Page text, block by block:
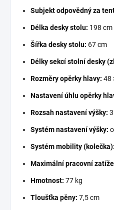
Subjekt odpovědný za
Délka desky stolu: 198 cm
Šířka desky stolu: 67 cm
Délky sekcí stolní desky
Rozměry opěrky hlavy: 48
Nastavení úhlu opěrky
Rozsah nastavení výšky:
Systém nastavení výšky:
Systém mobility (kolečka):
Maximální pracovní
Hmotnost: 77 kg
Tloušťka pěny: 7,5 cm